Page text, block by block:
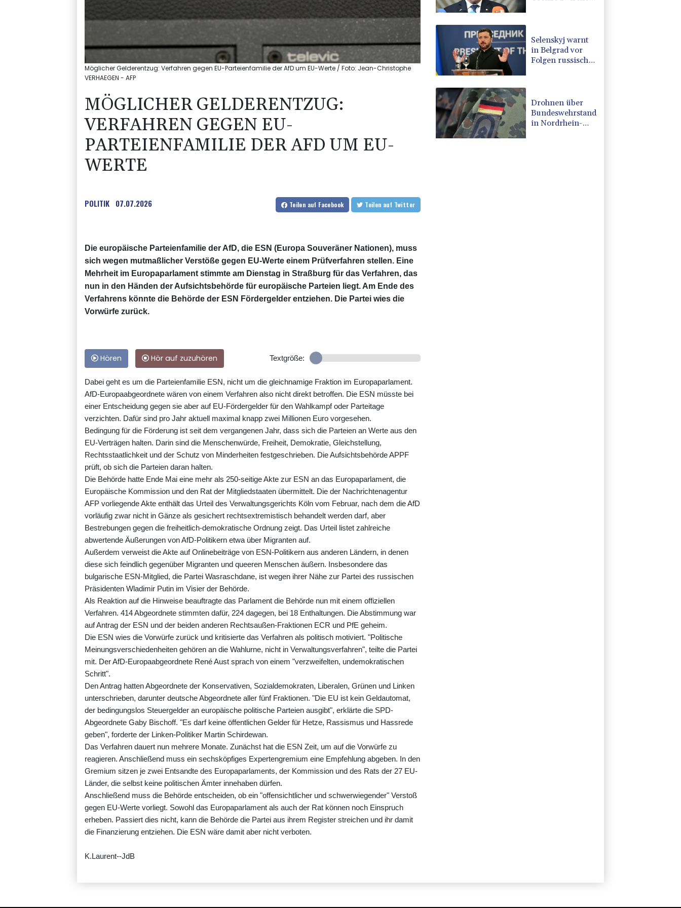
Möglicher Gelderentzug: Verfahren gegen EU-Parteienfamilie der AfD um EU-Werte / Foto: Jean-Christophe
VERHAEGEN - AFP
MÖGLICHER GELDERENTZUG:
VERFAHREN GEGEN EU-
PARTEIENFAMILIE DER AFD UM EU-
WERTE
POLITIK 07.07.2026 Teilen auf Facebook Teilen auf Twitter
Die europäische Parteienfamilie der AfD, die ESN (Europa Souveräner Nationen), muss
sich wegen mutmaßlicher Verstöße gegen EU-Werte einem Prüfverfahren stellen. Eine
Mehrheit im Europaparlament stimmte am Dienstag in Straßburg für das Verfahren, das
nun in den Händen der Aufsichtsbehörde für europäische Parteien liegt. Am Ende des
Verfahrens könnte die Behörde der ESN Fördergelder entziehen. Die Partei wies die
Vorwürfe zurück.
Hören Hör auf zuzuhören Textgröße:
Dabei geht es um die Parteienfamilie ESN, nicht um die gleichnamige Fraktion im Europaparlament.
AfD-Europaabgeordnete wären von einem Verfahren also nicht direkt betroffen. Die ESN müsste bei
einer Entscheidung gegen sie aber auf EU-Fördergelder für den Wahlkampf oder Parteitage
verzichten. Dafür sind pro Jahr aktuell maximal knapp zwei Millionen Euro vorgesehen.
Bedingung für die Förderung ist seit dem vergangenen Jahr, dass sich die Parteien an Werte aus den
EU-Verträgen halten. Darin sind die Menschenwürde, Freiheit, Demokratie, Gleichstellung,
Rechtsstaatlichkeit und der Schutz von Minderheiten festgeschrieben. Die Aufsichtsbehörde APPF
prüft, ob sich die Parteien daran halten.
Die Behörde hatte Ende Mai eine mehr als 250-seitige Akte zur ESN an das Europaparlament, die
Europäische Kommission und den Rat der Mitgliedstaaten übermittelt. Die der Nachrichtenagentur
AFP vorliegende Akte enthält das Urteil des Verwaltungsgerichts Köln vom Februar, nach dem die AfD
vorläufig zwar nicht in Gänze als gesichert rechtsextremistisch behandelt werden darf, aber
Bestrebungen gegen die freiheitlich-demokratische Ordnung zeigt. Das Urteil listet zahlreiche
abwertende Äußerungen von AfD-Politikern etwa über Migranten auf.
Außerdem verweist die Akte auf Onlinebeiträge von ESN-Politikern aus anderen Ländern, in denen
diese sich feindlich gegenüber Migranten und queeren Menschen äußern. Insbesondere das
bulgarische ESN-Mitglied, die Partei Wasraschdane, ist wegen ihrer Nähe zur Partei des russischen
Präsidenten Wladimir Putin im Visier der Behörde.
Als Reaktion auf die Hinweise beauftragte das Parlament die Behörde nun mit einem offiziellen
Verfahren. 414 Abgeordnete stimmten dafür, 224 dagegen, bei 18 Enthaltungen. Die Abstimmung war
auf Antrag der ESN und der beiden anderen Rechtsaußen-Fraktionen ECR und PfE geheim.
Die ESN wies die Vorwürfe zurück und kritisierte das Verfahren als politisch motiviert. "Politische
Meinungsverschiedenheiten gehören an die Wahlurne, nicht in Verwaltungsverfahren", teilte die Partei
mit. Der AfD-Europaabgeordnete René Aust sprach von einem "verzweifelten, undemokratischen
Schritt".
Den Antrag hatten Abgeordnete der Konservativen, Sozialdemokraten, Liberalen, Grünen und Linken
unterschrieben, darunter deutsche Abgeordnete aller fünf Fraktionen. "Die EU ist kein Geldautomat,
der bedingungslos Steuergelder an europäische politische Parteien ausgibt", erklärte die SPD-
Abgeordnete Gaby Bischoff. "Es darf keine öffentlichen Gelder für Hetze, Rassismus und Hassrede
geben", forderte der Linken-Politiker Martin Schirdewan.
Das Verfahren dauert nun mehrere Monate. Zunächst hat die ESN Zeit, um auf die Vorwürfe zu
reagieren. Anschließend muss ein sechsköpfiges Expertengremium eine Empfehlung abgeben. In den
Gremium sitzen je zwei Entsandte des Europaparlaments, der Kommission und des Rats der 27 EU-
Länder, die selbst keine politischen Ämter innehaben dürfen.
Anschließend muss die Behörde entscheiden, ob ein "offensichtlicher und schwerwiegender" Verstoß
gegen EU-Werte vorliegt. Sowohl das Europaparlament als auch der Rat können noch Einspruch
erheben. Passiert dies nicht, kann die Behörde die Partei aus ihrem Register streichen und ihr damit
die Finanzierung entziehen. Die ESN wäre damit aber nicht verboten.
K.Laurent--JdB
Selenskyj warnt
in Belgrad vor
Folgen russischer
Drohnen über
Bundeswehrstandort
in Nordrhein-